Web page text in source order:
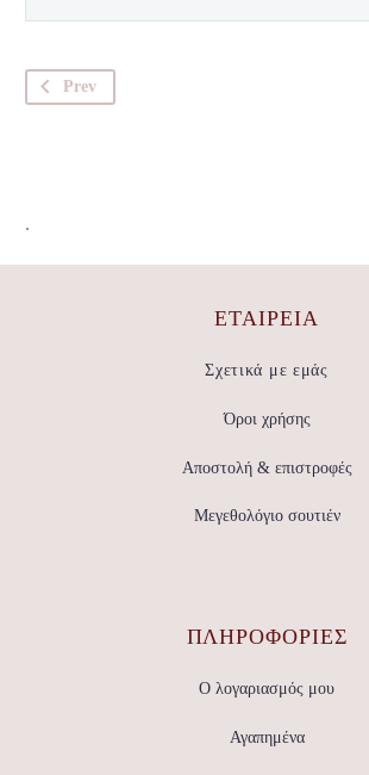
Prev
.
ΕΤΑΙΡΕΊΑ
Σχετικά με εμάς
Όροι χρήσης
Αποστολή & επιστροφές
Μεγεθολόγιο σουτιέν
ΠΛΗΡΟΦΟΡΙΕΣ
Ο λογαριασμός μου
Αγαπημένα